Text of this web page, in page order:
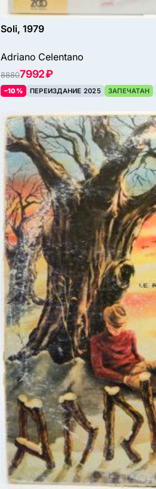
Soli, 1979
Adriano Celentano
88807992 ₽
–10% ПЕРЕИЗДАНИЕ 2025 ЗАПЕЧАТАН